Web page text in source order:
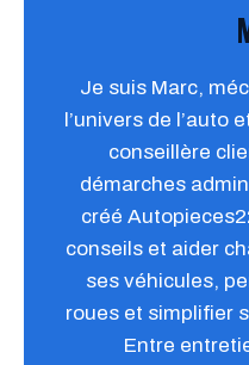
Je suis Marc,
l’univers de l’auto
conseillère
démarches
créé
conseils et aider
ses véhicules,
roues et simplifier
Entre